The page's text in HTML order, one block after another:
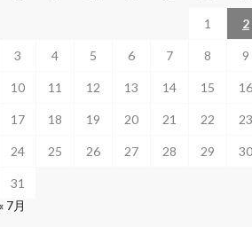
1 2
3 4 5 6 7 8 9
10 11 12 13 14 15 16
17 18 19 20 21 22 23
24 25 26 27 28 29 30
31
« 7月